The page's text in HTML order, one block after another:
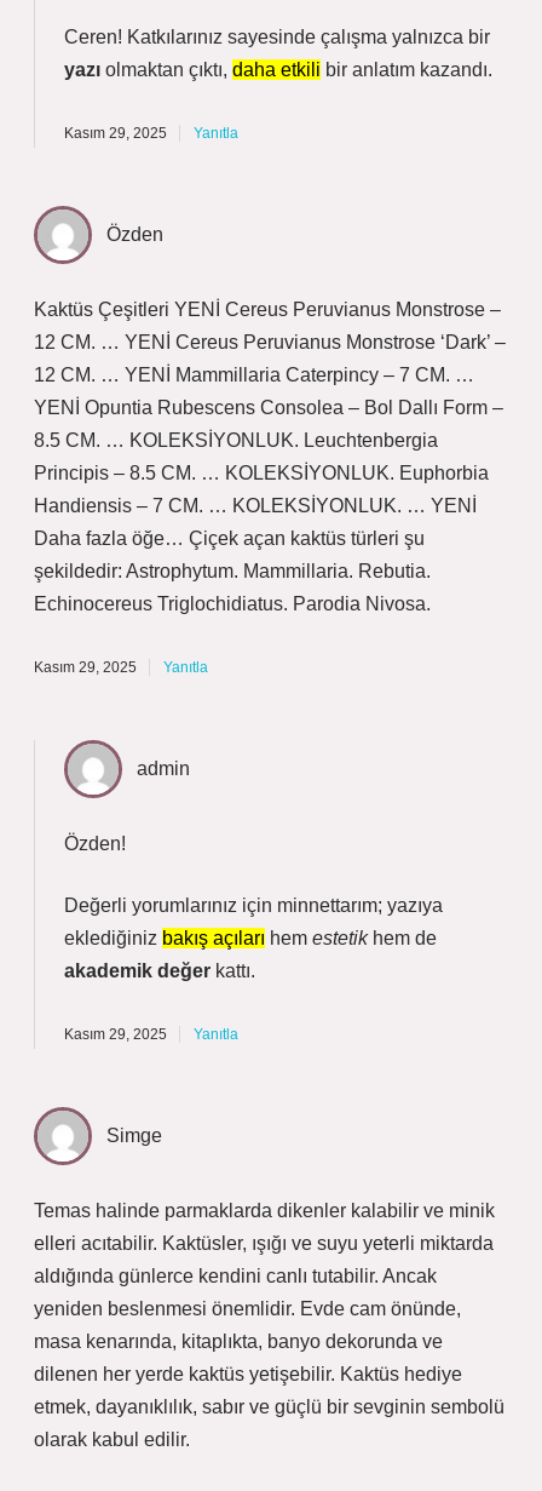
Ceren! Katkılarınız sayesinde çalışma yalnızca bir
yazı olmaktan çıktı, daha etkili bir anlatım kazandı.
Kasım 29, 2025 Yanıtla
Özden
Kaktüs Çeşitleri YENİ Cereus Peruvianus Monstrose –
12 CM. … YENİ Cereus Peruvianus Monstrose ‘Dark’ –
12 CM. … YENİ Mammillaria Caterpincy – 7 CM. …
YENİ Opuntia Rubescens Consolea – Bol Dallı Form –
8.5 CM. … KOLEKSİYONLUK. Leuchtenbergia
Principis – 8.5 CM. … KOLEKSİYONLUK. Euphorbia
Handiensis – 7 CM. … KOLEKSİYONLUK. … YENİ
Daha fazla öğe… Çiçek açan kaktüs türleri şu
şekildedir: Astrophytum. Mammillaria. Rebutia.
Echinocereus Triglochidiatus. Parodia Nivosa.
Kasım 29, 2025 Yanıtla
admin
Özden!
Değerli yorumlarınız için minnettarım; yazıya
eklediğiniz bakış açıları hem estetikhem de
akademik değer kattı.
Kasım 29, 2025 Yanıtla
Simge
Temas halinde parmaklarda dikenler kalabilir ve minik
elleri acıtabilir. Kaktüsler, ışığı ve suyu yeterli miktarda
aldığında günlerce kendini canlı tutabilir. Ancak
yeniden beslenmesi önemlidir. Evde cam önünde,
masa kenarında, kitaplıkta, banyo dekorunda ve
dilenen her yerde kaktüs yetişebilir. Kaktüs hediye
etmek, dayanıklılık, sabır ve güçlü bir sevginin sembolü
olarak kabul edilir.